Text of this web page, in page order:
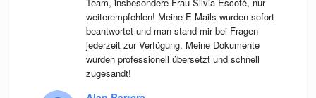
weiterempfehlen! Meine E-Mails wurden sofort
beantwortet und man stand mir bei Fragen
jederzeit zur Verfügung. Meine Dokumente
wurden professionell übersetzt und schnell
zugesandt!